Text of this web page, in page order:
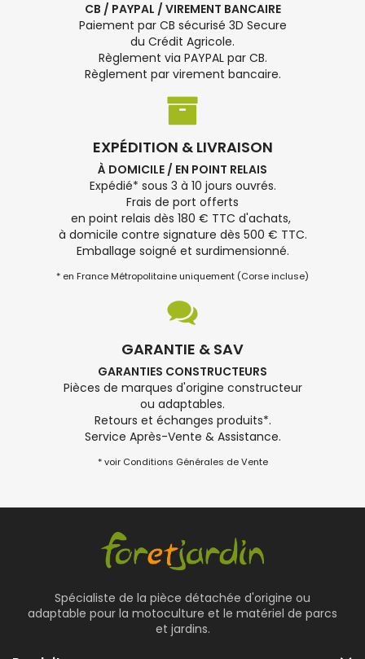
CB / PAYPAL / VIREMENT BANCAIRE
Paiement par CB sécurisé 3D Secure
du Crédit Agricole.
Règlement via PAYPAL par CB.
Règlement par virement bancaire.
EXPÉDITION & LIVRAISON
À DOMICILE / EN POINT RELAIS
Expédié* sous 3 à 10 jours ouvrés.
Frais de port offerts
en point relais dès 180 € TTC d'achats,
à domicile contre signature dès 500 € TTC.
Emballage soigné et surdimensionné.
* en France Métropolitaine uniquement (Corse incluse)
GARANTIE & SAV
GARANTIES CONSTRUCTEURS
Pièces de marques d'origine constructeur
ou adaptables.
Retours et échanges produits*.
Service Après-Vente & Assistance.
* voir Conditions Générales de Vente
Spécialiste de la pièce détachée d'origine ou
adaptable pour la motoculture et le matériel de parcs
et jardins.